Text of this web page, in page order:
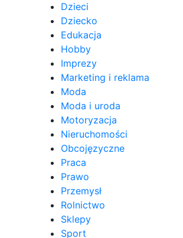
Dzieci
Dziecko
Edukacja
Hobby
Imprezy
Marketing i reklama
Moda
Moda i uroda
Motoryzacja
Nieruchomości
Obcojęzyczne
Praca
Prawo
Przemysł
Rolnictwo
Sklepy
Sport